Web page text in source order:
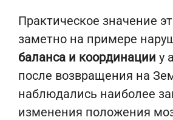
Практическое значение
заметно на примере
баланса и координации у
после возвращения на
наблюдались наиболее
изменения положения